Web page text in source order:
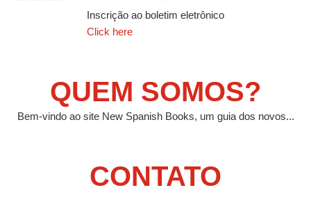
Inscrição ao boletim eletrônico
Click here
QUEM SOMOS?
Bem-vindo ao site New Spanish Books, um guia dos novos...
CONTATO